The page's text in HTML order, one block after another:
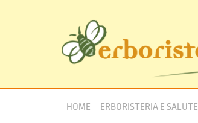
HOME ERBORISTERIA E SALUTE